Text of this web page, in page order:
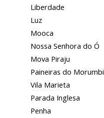
Liberdade
Luz
Mooca
Nossa Senhora do Ó
Mova Piraju
Paineiras do Morumbi
Vila Marieta
Parada Inglesa
Penha